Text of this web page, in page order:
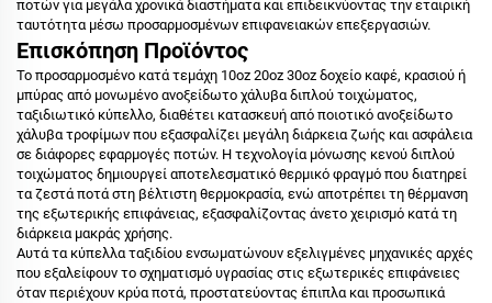
ποτών για μεγάλα χρονικά διαστήματα και επιδεικνύοντας την εταιρική
ταυτότητα μέσω προσαρμοσμένων επιφανειακών επεξεργασιών.
Επισκόπηση Προϊόντος
Το προσαρμοσμένο κατά τεμάχη 10oz 20oz 30oz δοχείο καφέ, κρασιού ή
μπύρας από μονωμένο ανοξείδωτο χάλυβα διπλού τοιχώματος,
ταξιδιωτικό κύπελλο, διαθέτει κατασκευή από ποιοτικό ανοξείδωτο
χάλυβα τροφίμων που εξασφαλίζει μεγάλη διάρκεια ζωής και ασφάλεια
σε διάφορες εφαρμογές ποτών. Η τεχνολογία μόνωσης κενού διπλού
τοιχώματος δημιουργεί αποτελεσματικό θερμικό φραγμό που διατηρεί
τα ζεστά ποτά στη βέλτιστη θερμοκρασία, ενώ αποτρέπει τη θέρμανση
της εξωτερικής επιφάνειας, εξασφαλίζοντας άνετο χειρισμό κατά τη
διάρκεια μακράς χρήσης.
Αυτά τα κύπελλα ταξιδίου ενσωματώνουν εξελιγμένες μηχανικές αρχές
που εξαλείφουν το σχηματισμό υγρασίας στις εξωτερικές επιφάνειες
όταν περιέχουν κρύα ποτά, προστατεύοντας έπιπλα και προσωπικά